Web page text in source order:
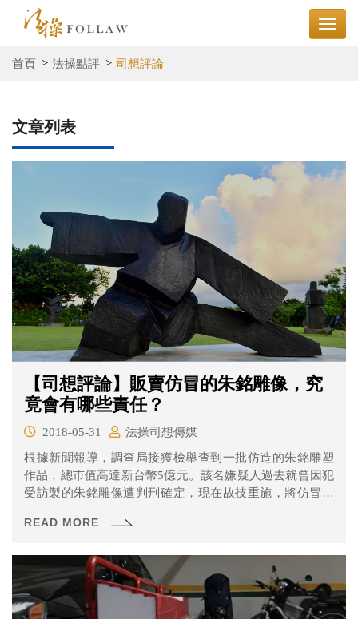
首頁 法操點評 司想評論
文章列表
【司想評論】販賣仿冒的朱銘雕像，究
竟會有哪些責任？
2018-05-31
法操司想傳媒
根據新聞報導，調查局接獲檢舉查到一批仿造的朱銘雕塑
作品，總市值高達新台幣5億元。該名嫌疑人過去就曾因犯
受訪製的朱銘雕像遭判刑確定，現在故技重施，將仿冒的
進行調查。
READ MORE